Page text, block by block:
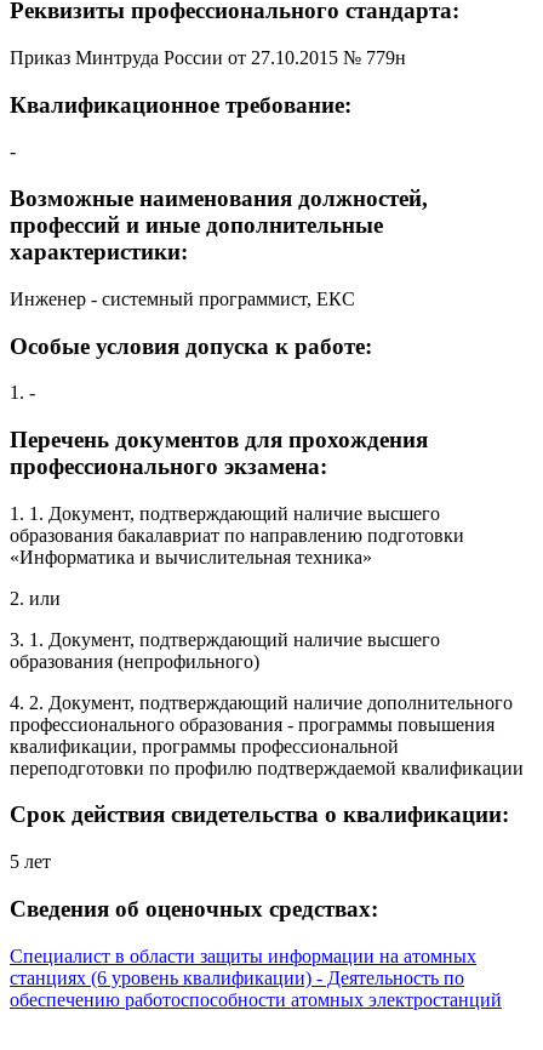
Реквизиты профессионального стандарта:
Приказ Минтруда России от 27.10.2015 № 779н
Квалификационное требование:
-
Возможные наименования должностей,
профессий и иные дополнительные
характеристики:
Инженер - системный программист, ЕКС
Особые условия допуска к работе:
1. -
Перечень документов для прохождения
профессионального экзамена:
1. 1. Документ, подтверждающий наличие высшего
образования бакалавриат по направлению подготовки
«Информатика и вычислительная техника»
2. или
3. 1. Документ, подтверждающий наличие высшего
образования (непрофильного)
4. 2. Документ, подтверждающий наличие дополнительного
профессионального образования - программы повышения
квалификации, программы профессиональной
переподготовки по профилю подтверждаемой квалификации
Срок действия свидетельства о квалификации:
5 лет
Сведения об оценочных средствах:
Специалист в области защиты информации на атомных
станциях (6 уровень квалификации) - Деятельность по
обеспечению работоспособности атомных электростанций